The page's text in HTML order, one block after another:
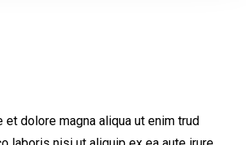
et dolore magna aliqua ut enim trud